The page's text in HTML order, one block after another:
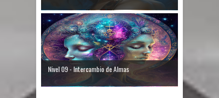
Nivel 09 - Intercambio de Almas